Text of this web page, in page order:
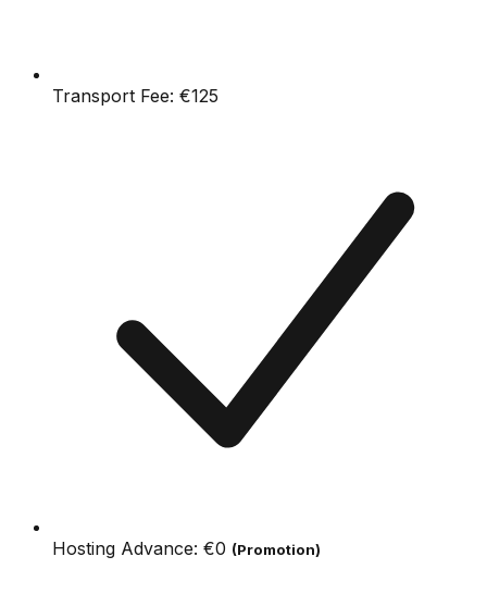
Transport Fee: €125
Hosting Advance: €0 (Promotion)